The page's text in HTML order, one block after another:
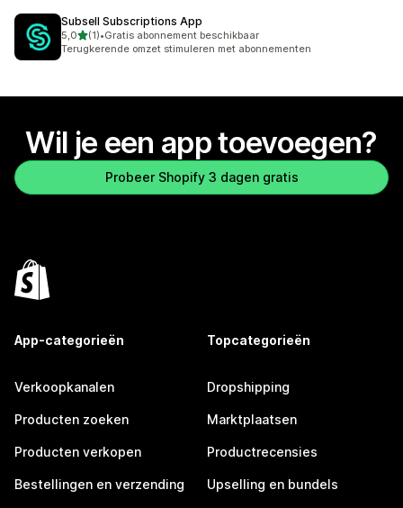
Subsell Subscriptions App
5,0van 5 sterren
(1)
1 recensies in totaal
•Gratis abonnement beschikbaar
Terugkerende omzet stimuleren met abonnementen
Wil je een app toevoegen?
Probeer Shopify 3 dagen gratis
App-categorieën
Verkoopkanalen
Producten zoeken
Producten verkopen
Bestellingen en verzending
Topcategorieën
Dropshipping
Marktplaatsen
Productrecensies
Upselling en bundels